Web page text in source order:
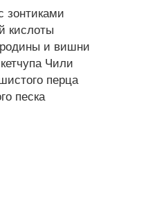
зонтиками
кислоты
и вишни
Чили
перца
песка